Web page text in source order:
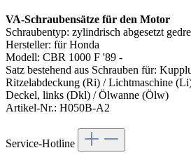
VA-Schraubensätze für den Motor
Schraubentyp: zylindrisch abgesetzt
Hersteller: für Honda
Modell: CBR 1000 F '89 -
Satz bestehend aus Schrauben für:
Ritzelabdeckung (Ri) / Lichtmaschine
Deckel, links (Dkl) / Ölwanne (Ölw)
Artikel-Nr.: H050B-A2
Service-Hotline